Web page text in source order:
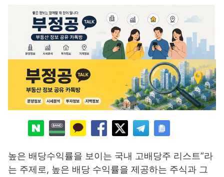
높은 배당수익률을 보이는 국내 고배당주 리스트”라
는 주제로, 높은 배당 수익률을 제공하는 주식과 그